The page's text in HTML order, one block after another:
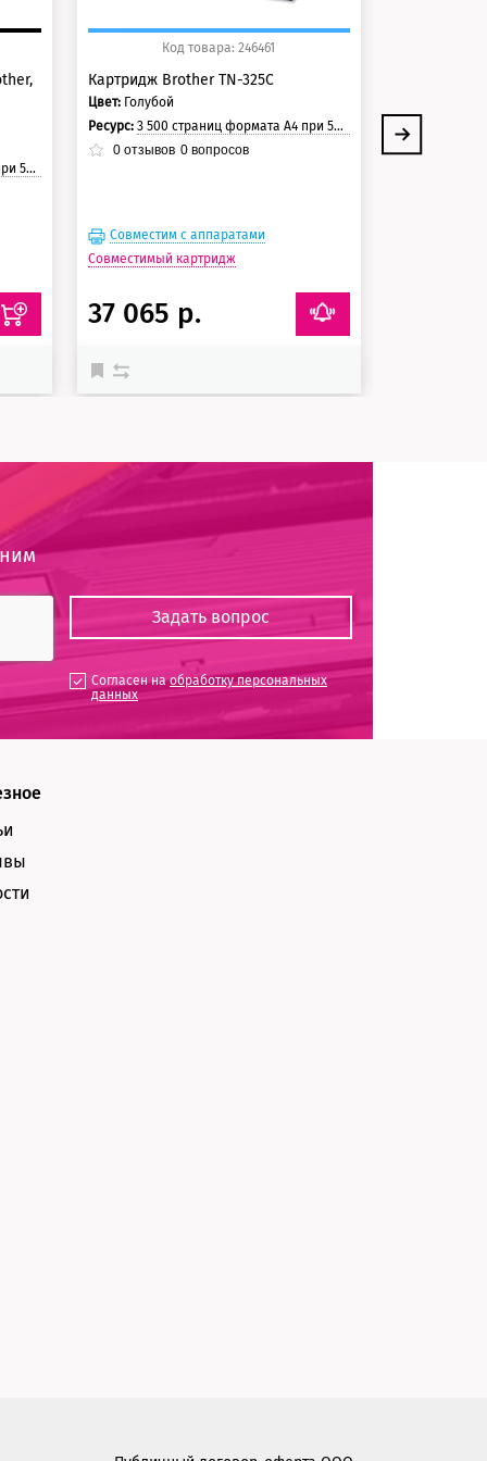
Код товара: 246461
Картридж Brother TN-325C
Цвет: Голубой
Ресурс: 3 500 страниц формата А4 при 5% заполнении страницы.
0отзывов 0вопросов
Совместим с аппаратами
Совместимый картридж
37 065 р.
Ресурс:
Согласен наобработку персональных
данных